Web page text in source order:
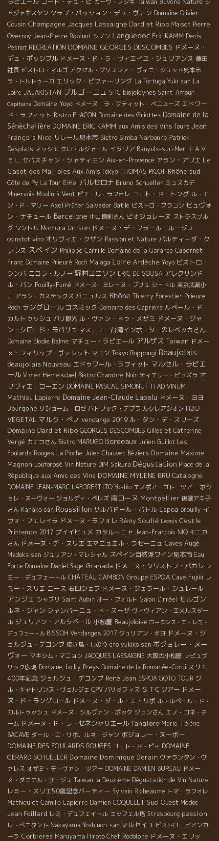
カーヴ・フジキ
ジ
ャジャキスタン クラブ・パッション・デュ・ヴァン Domaine Olivier
Cousin Champagne Jacques Lassaigne Dard et Ribo Maison Pierre
Overnoy Jean-Pierre Robinot シノン Languedoc Eric KAMM Denis
Pesnot RECREATION DOMAINE GEORGES DESCOMBES ドメーヌ・
デュ・ポッシブル ドメーヌ・ド・ラ・ヴィエイユ・ジュリアンヌ 藤田
社長 ビストロ・マルゴ アクセル・プリュファー ヴィニ・シュッド見本市
ラ・トルトゥーガ エリック・ピファーリング La Tortuga Yuki san La
Loire JAJAKISTAN ブルゴーニュ STC biojoleynes Saint-Amour
Capitaine Domaine Yoyo ドメーヌ・ラ・プティット・べニューズ エドワー
ド・ラフィット Bistro FLACON Domaine des Griottes Domaine de la
Sénèchalière DOMAINE ERIC KAMM aux Amis des Vins Tours Jean
François Nicq リレール見本市 Bistro Simba Narbonne Patrick
Desplats マッシモ クロ・ルジャール イタリア Banyuls-sur-Mer ＴＡＶ
ＥＬ セバスチャン・シャティヨン Aix-en-Provence アラン・アリエ Le
Casot des Mailloles Aux Amis Tokyo THOMAS PICOT Rhône sud
Côte de Py La Tour Eiffel バルセロナ Bruno Schueller ミュスカデ
Minervois Moulin à Vent ピエール・ラフォレ コート・ド・トング ル・モ
ン・ド・マリー Axel Prüfer Salvador Batlle ビストロ・フラコン ビュヴォ
ン・ナチュール Barcelone 中山良則さん ビオジョレーヌ ストラスブル
グ ソントル Nomura Unison ドメーヌ・デ・フラール・ルージュ
coinstot vino オリヴィエ・クザン Passion et Nature パルティーダ・ク
レウス スペイン Philippe Carrille Domaine de la Garance Cabernet-
Franc Domaine Prieuré Roch Malaga Loire Ardèche Yoyo ビストロ・
シンバ ニコラ・ルノー 野村ユニソン ERIC DE SOUSA アレクサンド
ル・バン Pouilly-Fumé ドメーヌ・ミレーヌ・ブリュ シードル 東京武蔵小
山 アラン・カステックス バニュルス Rhône Thierry Forestier Prieure
Roch ラングロール コスミック Domaine des Capriers ルペール・ド・
カルトゥッシュ パリ観光 ル・ヴァン・ドゥ・メザミ ドメーヌ・ジャ
ン・クロード・ラパリュ マス・ロー 台湾インポーターのレベッカさん
Domaine Elodie Balme マチュー・ラピエール アルザス Taiwan ドメー
ヌ・フィリップ・ヴァレット マコン Tokyo Roppongi Beaujolais
Beaujolais Nouveau エドゥワール・ラフィット マルセル・ラピエ
ール Vivien Hemelsdael Bistro Chambre Noir ティエリー・ピュズラ オ
リヴィエ・コーエン DOMAINE PASCAL SIMONUTTI AD VINUM
Mathieu Lapierre Domaine Jean-Claude Lapalu ドメーヌ・ヨヨ
Bourgone リショーム ロゼ パトリック・デプラ ルクレアシオン H2O
VEGETAL マルク・ぺノ vendange 2019 ル・タン・デ・スリーズ
Domaine Dard et Ribo GEORGES DESCOMBES Gilles et Catherine
Vergé カナコさん Bistro MARUGO Bordeaux Julien Guillot Les
Foulards Rouges La Pioche Jules Chauvet Béziers Domaine Maxime
Magnon Louforosé Vin Nature BIM Sakura Dégustation Place de la
République aux Amis des Vins DOMAINE MYLENE BRU Catalogne
DOMAINE JEAN-MARC LAFOREST ITO Yoshio エスポア・ゴトーツアー ボジ
ョレ・ヌーヴォー ジョルディ・ペレズ 南ローヌ Montpellier 後藤アキ子
さん Kanako san Roussillon サルバドール・バトル Espoa Brouilly イ
ヴォ・フェレイラ ドメーヌ・ラフォレ Rémy Soulié Leonis C'est le
Printemps 2017 プイイヒュメ カタルーニャ Jean-Francois NIQ モニカ
さん ドメーヌ・デ・スリエ エマニュエル・ラセーニュ Caves Augé
Madoka san ジュリアン・マレシャル スペイン自然派ワイン見本市 Eau
Forte Domaine Daniel Sage Granada ドメーヌ・クリストフ・パカレ レ
ミー・デュフェートル CHÂTEAU CAMBON Groupe ESPOA Cave Fujiki レ
ミー・スリエ ニース 石田シェフ ドメーヌ・ジェラール・シュレール
アンジェ シャブリ Saint Aubin オー・フォルト Salon L'irréel モルゴン
ルネ・ジャン シャンパーニュ・ド・スーザ ヴィヴィアン・エメルスダー
ル ジュリアン・アルタベール 小松屋 Beaujoloise ローランス・エ・レミ・
デュフェートル BISSOH Vendanges 2017 ジュリアン・ギヨ ドメーヌ・ジ
ョルジュ・デコンブ 焼き鳥・しのり cho yukiko san ボジョレー・ヌー
ヴォー マキシム・マニョン JACQUES LASSAIGNE 大阪の小松屋 レピュブ
リック広場 Domaine Jacky Preys Domaine de la Romanée-Conti スリエ
400年記念 ジョルジュ・デコンブ René Jean ESPOA GOTO TOUR ジ
ル・キャトリンヌ・ヴェルジェ CPV パリオフィス ＳＴＣツアー ドメー
ヌ・ド・ラングロール ドメーヌ・ダール・エ・リボ ル・ルペール・ド・
カルトゥッシュ ドメーヌ・シルヴァン・ボック ジュンさん エノ・コネ・チ
ーム ドメーヌ・ド・ラ・セネシャリエール l'anglore Marie-Hélène
BACAVE ダール・エ・リボ、ルネ・ジャン ボジョレー・ヌーボー
DOMAINE DES FOULARDS ROUGES コート・ド・ピィ DOMAINE
GERARD SCHUELLER Domaine Dominique Derain ヴァランタン・ヴ
ァレス オザミ・デ・ヴァン ツアー DOMAINE DAMIEN BUREAU ドメー
ヌ・ダニエル・サージュ Taiwan la Deuxième Dégustation de Vin Nature
レミー・スリエ50歳記念パーティー Sylvain Richeaume トマ・ラフォレ
Mathieu et Camille Lapierre Damien COQUELET Sud-Ouest Medoc
Jean Foillard レミ・デュフェイトル エッフェル塔 Strasbourg passion
レ・ぺニタント Nakayama Yoshinori san マルセイユ ビストロ・ビアンカ
ーラ Corbieres Maruyama Hiroto Chef Rodolphe ドメーヌ・エリッ